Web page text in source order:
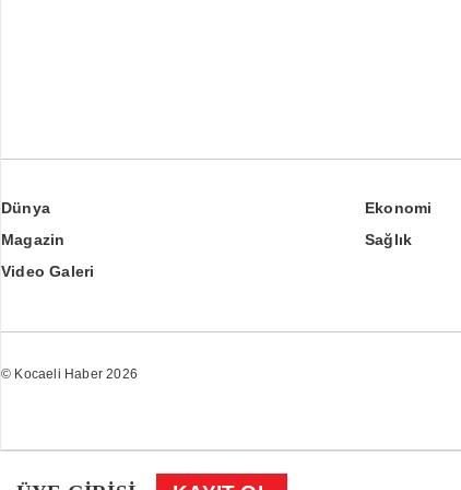
Dünya Ekonomi
Magazin
Sağlık
Video Galeri
© Kocaeli Haber 2026